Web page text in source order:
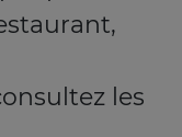
les